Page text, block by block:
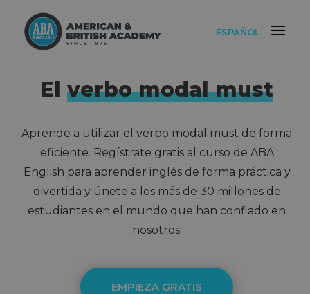
ESPAÑOL
Elverbo modal must
Aprende a utilizar el verbo modal must de forma
eficiente. Regístrate gratis al curso de ABA
English para aprender inglés de forma práctica y
divertida y únete a los más de 30 millones de
estudiantes en el mundo que han confiado en
nosotros.
EMPIEZA GRATIS